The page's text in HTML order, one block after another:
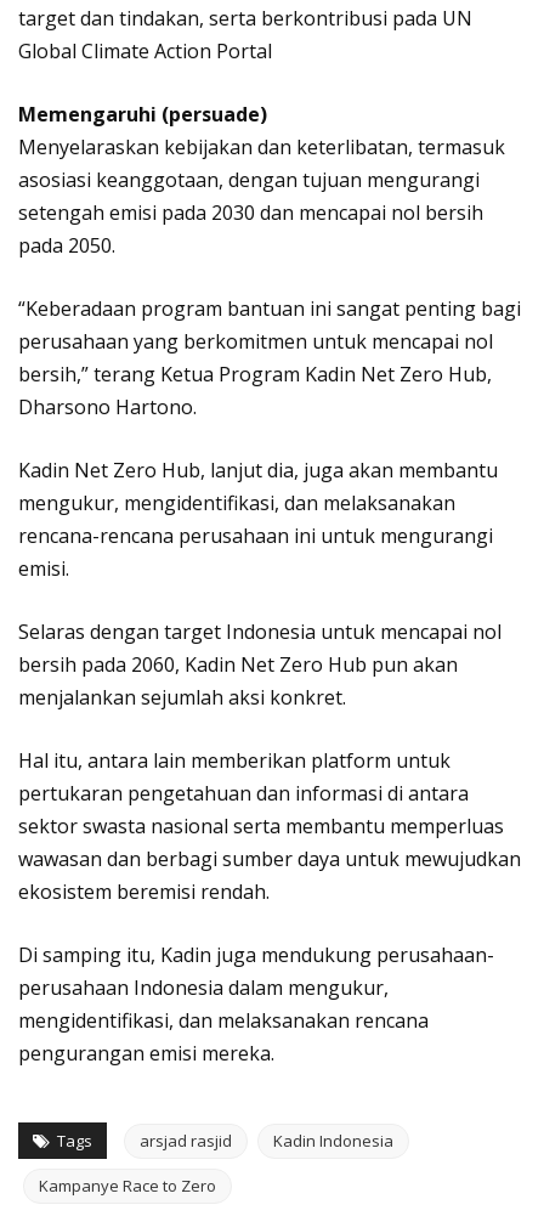
target dan tindakan, serta berkontribusi pada UN
Global Climate Action Portal
Memengaruhi (persuade)
Menyelaraskan kebijakan dan keterlibatan, termasuk
asosiasi keanggotaan, dengan tujuan mengurangi
setengah emisi pada 2030 dan mencapai nol bersih
pada 2050.
“Keberadaan program bantuan ini sangat penting bagi
perusahaan yang berkomitmen untuk mencapai nol
bersih,” terang Ketua Program Kadin Net Zero Hub,
Dharsono Hartono.
Kadin Net Zero Hub, lanjut dia, juga akan membantu
mengukur, mengidentifikasi, dan melaksanakan
rencana-rencana perusahaan ini untuk mengurangi
emisi.
Selaras dengan target Indonesia untuk mencapai nol
bersih pada 2060, Kadin Net Zero Hub pun akan
menjalankan sejumlah aksi konkret.
Hal itu, antara lain memberikan platform untuk
pertukaran pengetahuan dan informasi di antara
sektor swasta nasional serta membantu memperluas
wawasan dan berbagi sumber daya untuk mewujudkan
ekosistem beremisi rendah.
Di samping itu, Kadin juga mendukung perusahaan-
perusahaan Indonesia dalam mengukur,
mengidentifikasi, dan melaksanakan rencana
pengurangan emisi mereka.
Tags arsjad rasjid Kadin Indonesia
Kampanye Race to Zero